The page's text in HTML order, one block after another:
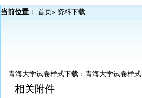
当前位置 ： 首页» 资料下载
青海大学试卷样式下载： 青海大学试卷样式
相关附件